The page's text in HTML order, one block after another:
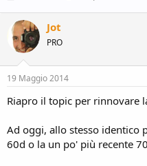
e
t
o
r
e
i
c
u
i
z
o
Jot
PRO
19 Maggio 2014
Riapro il topic per rinnovare
Ad oggi, allo stesso identico
60d o la un po' più recente